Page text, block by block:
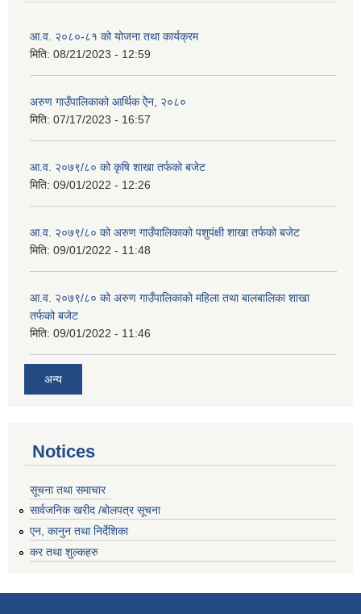
आ.व. २०८०-८१ को योजना तथा कार्यक्रम
मिति: 08/21/2023 - 12:59
अरुण गाउँपालिकाको आर्थिक ऐेन, २०८०
मिति: 07/17/2023 - 16:57
आ.व. २०७९/८० को कृषि शाखा तर्फको बजेट
मिति: 09/01/2022 - 12:26
आ.व. २०७९/८० को अरुण गाउँपालिकाको पशुपंक्षी शाखा तर्फको बजेट
मिति: 09/01/2022 - 11:48
आ.व. २०७९/८० को अरुण गाउँपालिकाको महिला तथा बालबालिका शाखा
तर्फको बजेट
मिति: 09/01/2022 - 11:46
अन्य
Notices
सूचना तथा समाचार
सार्वजनिक खरीद /बोलपत्र सूचना
एन, कानुन तथा निर्देशिका
कर तथा शुल्कहरु